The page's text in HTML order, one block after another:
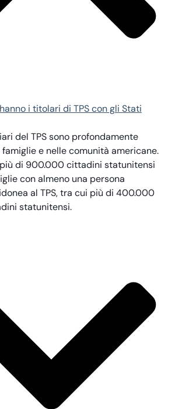
i titolari di TPS con gli Stati
del TPS sono profondamente
e nelle comunità americane.
di 900.000 cittadini statunitensi
con almeno una persona
al TPS, tra cui più di 400.000
statunitensi.